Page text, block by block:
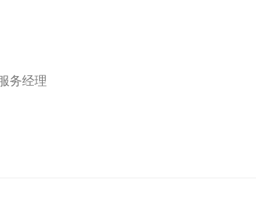
务经理